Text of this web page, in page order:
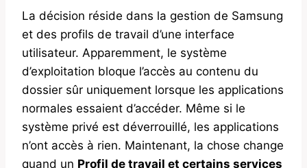
La décision réside dans la gestion de Samsung
et des profils de travail d’une interface
utilisateur. Apparemment, le système
d’exploitation bloque l’accès au contenu du
dossier sûr uniquement lorsque les applications
normales essaient d’accéder. Même si le
système privé est déverrouillé, les applications
n’ont accès à rien. Maintenant, la chose change
quand un Profil de travail et certains services